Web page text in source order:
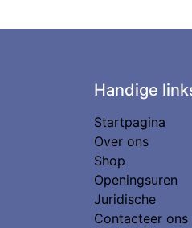
Handige
Startpagina
Over ons
Shop
Openingsuren
Juridische
Contacteer ons